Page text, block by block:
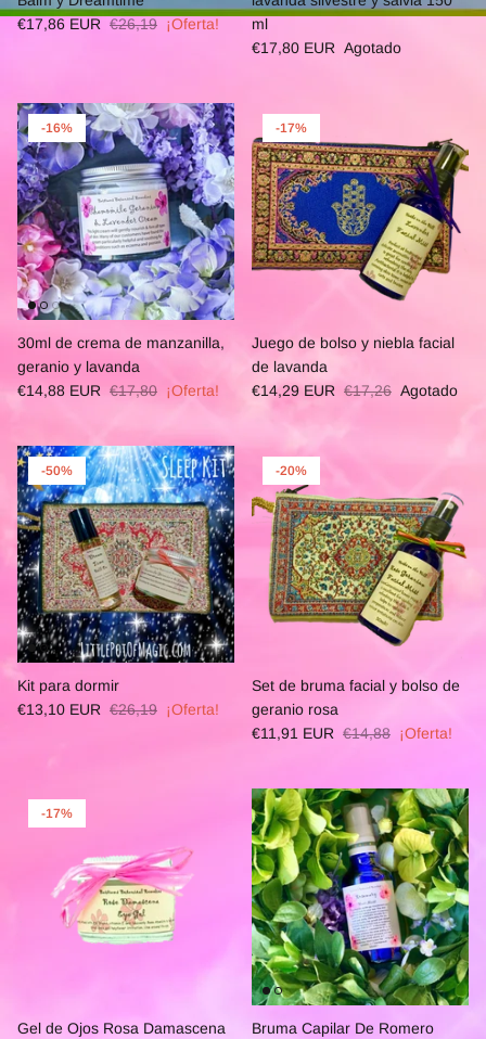
€17,86 EUR €26,19 ¡Oferta!
ml
€17,80 EUR Agotado
-16%
30ml de crema de manzanilla,
geranio y lavanda
€14,88 EUR €17,80 ¡Oferta!
-17%
Juego de bolso y niebla facial
de lavanda
€14,29 EUR €17,26 Agotado
-50%
Kit para dormir
€13,10 EUR €26,19 ¡Oferta!
-20%
Set de bruma facial y bolso de
geranio rosa
€11,91 EUR €14,88 ¡Oferta!
-17%
Gel de Ojos Rosa Damascena
Bruma Capilar De Romero